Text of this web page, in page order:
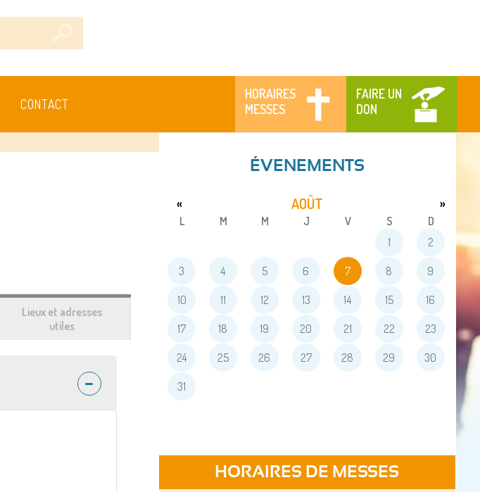
HORAIRES
MESSES
FAIRE UN
DON
CONTACT
Lieux et adresses
utiles
ÉVENEMENTS
AOÛT
« »
L M M J V S
D
1
2
3 4 5 6 7 8 9
10 11 12 13 14 15 16
17 18 19 20 21 22 23
24 25 26 27 28 29 30
31
HORAIRES DE MESSES